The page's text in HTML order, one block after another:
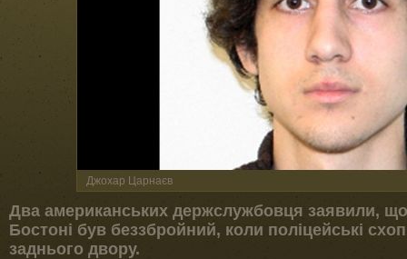
Джохар Царнаєв
Два американських держслужбовця заявили,
Бостоні був беззбройний, коли поліцейські
заднього двору.